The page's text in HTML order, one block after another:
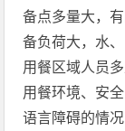
备点多量大，
备负荷大，水
用餐区域人员
用餐环境、安
语言障碍的情